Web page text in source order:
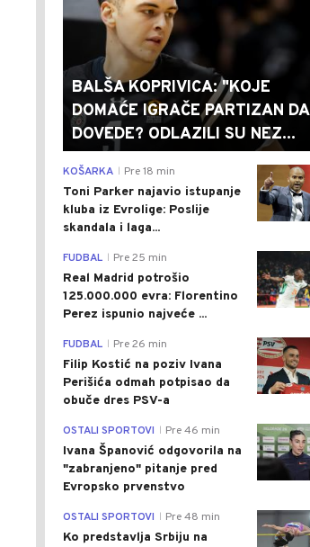
BALŠA KOPRIVICA: "KOJE
DOMAĆE IGRAČE PARTIZAN DA
DOVEDE? ODLAZILI SU NEZ...
KOŠARKA Pre 18 min
Toni Parker najavio istupanje
kluba iz Evrolige: Poslije
skandala i laga...
FUDBAL Pre 25 min
Real Madrid potrošio
125.000.000 evra: Florentino
Perez ispunio najveće ...
FUDBAL Pre 26 min
Filip Kostić na poziv Ivana
Perišića odmah potpisao da
obuče dres PSV-a
OSTALI SPORTOVI Pre 46 min
Ivana Španović odgovorila na
"zabranjeno" pitanje pred
Evropsko prvenstvo
OSTALI SPORTOVI Pre 48 min
Ko predstavlja Srbiju na